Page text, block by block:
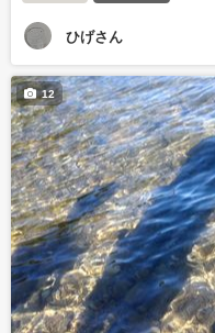
ひげさん
12